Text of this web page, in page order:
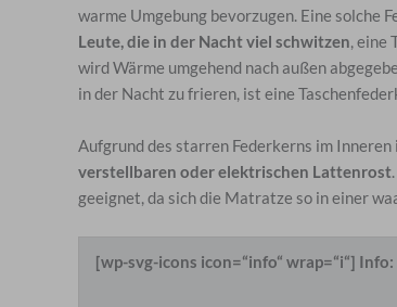
warme Umgebung bevorzugen. Eine solche
Leute, die in der Nacht viel schwitzen, eine
wird Wärme umgehend nach außen
in der Nacht zu frieren, ist eine
Aufgrund des starren Federkerns im
verstellbaren oder elektrischen Lattenrost
geeignet, da sich die Matratze so in einer
[wp-svg-icons icon=“info“ wrap=“i“] Info: